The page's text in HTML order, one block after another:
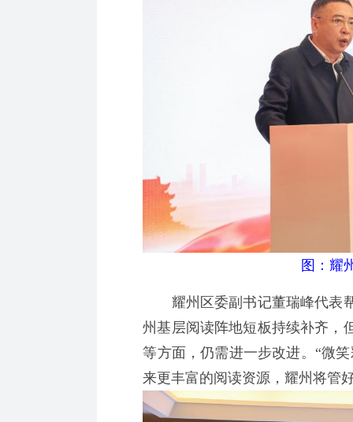
图：耀
耀州区委副书记董瑞峰代表帮
州基层阅读阵地短板持续补齐，
等方面，仍需进一步改进。“微
来更丰富的阅读资源，耀州将管